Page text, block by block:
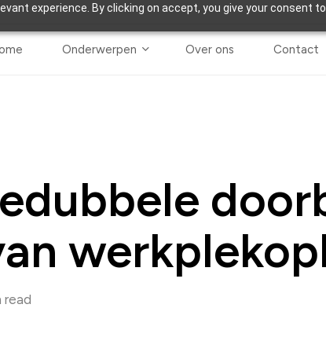
experience. By clicking on accept, you give your consent
Onderwerpen Over ons Contact
read